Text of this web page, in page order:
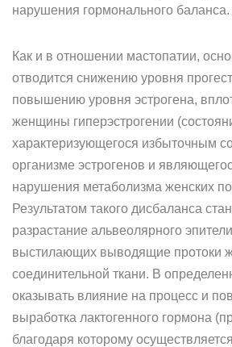
нарушения гормонального баланса.
Как и в отношении мастопатии,
отводится снижению уровня
повышению уровня эстрогена,
женщины гиперэстрогении
характеризующегося избыточным
организме эстрогенов и
нарушения метаболизма женских
Результатом такого дисбаланса
разрастание альвеолярного
выстилающих выводящие протоки
соединительной ткани. В
оказывать влияние на процесс и
выработка лактогенного гормона
благодаря которому